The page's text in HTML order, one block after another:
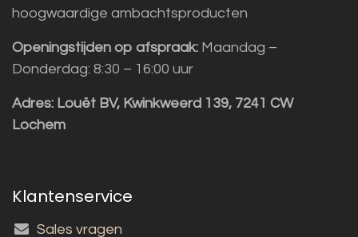
hoogwaardige ambachtsproducten
Openingstijden op afspraak: Maandag –
Donderdag: 8:30 – 16:00 uur
Adres: Louët BV, Kwinkweerd 139, 7241 CW
Lochem
Klantenservice
Sales vragen